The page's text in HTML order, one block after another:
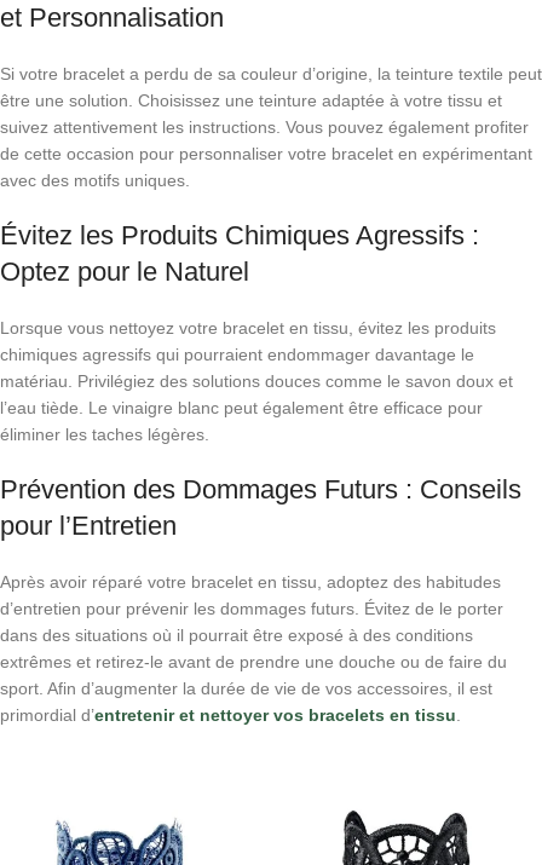
et Personnalisation
Si votre bracelet a perdu de sa couleur d’origine, la teinture textile peut
être une solution. Choisissez une teinture adaptée à votre tissu et
suivez attentivement les instructions. Vous pouvez également profiter
de cette occasion pour personnaliser votre bracelet en expérimentant
avec des motifs uniques.
Évitez les Produits Chimiques Agressifs :
Optez pour le Naturel
Lorsque vous nettoyez votre bracelet en tissu, évitez les produits
chimiques agressifs qui pourraient endommager davantage le
matériau. Privilégiez des solutions douces comme le savon doux et
l’eau tiède. Le vinaigre blanc peut également être efficace pour
éliminer les taches légères.
Prévention des Dommages Futurs : Conseils
pour l’Entretien
Après avoir réparé votre bracelet en tissu, adoptez des habitudes
d’entretien pour prévenir les dommages futurs. Évitez de le porter
dans des situations où il pourrait être exposé à des conditions
extrêmes et retirez-le avant de prendre une douche ou de faire du
sport. Afin d’augmenter la durée de vie de vos accessoires, il est
primordial d’entretenir et nettoyer vos bracelets en tissu